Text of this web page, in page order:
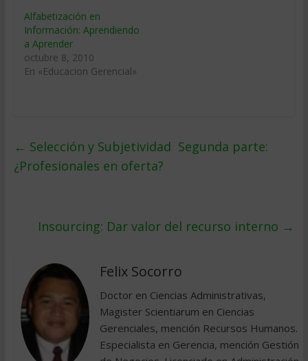
Alfabetización en
Información: Aprendiendo
a Aprender
octubre 8, 2010
En «Educacion Gerencial»
← Selección y Subjetividad  Segunda parte:
¿Profesionales en oferta?
Insourcing: Dar valor del recurso interno →
Felix Socorro
Doctor en Ciencias Administrativas,
Magister Scientiarum en Ciencias
Gerenciales, mención Recursos Humanos.
Especialista en Gerencia, mención Gestión